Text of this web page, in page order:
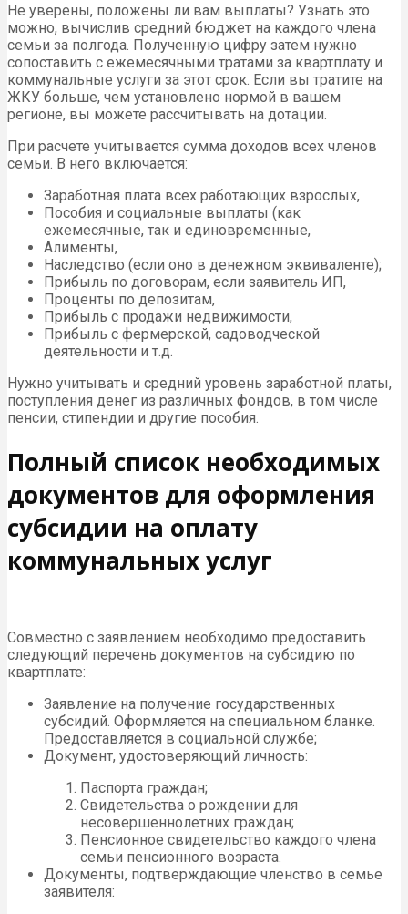
Не уверены, положены ли вам выплаты? Узнать это
можно, вычислив средний бюджет на каждого члена
семьи за полгода. Полученную цифру затем нужно
сопоставить с ежемесячными тратами за квартплату и
коммунальные услуги за этот срок. Если вы тратите на
ЖКУ больше, чем установлено нормой в вашем
регионе, вы можете рассчитывать на дотации.
При расчете учитывается сумма доходов всех членов
семьи. В него включается:
Заработная плата всех работающих взрослых,
Пособия и социальные выплаты (как
ежемесячные, так и единовременные,
Алименты,
Наследство (если оно в денежном эквиваленте);
Прибыль по договорам, если заявитель ИП,
Проценты по депозитам,
Прибыль с продажи недвижимости,
Прибыль с фермерской, садоводческой
деятельности и т.д.
Нужно учитывать и средний уровень заработной платы,
поступления денег из различных фондов, в том числе
пенсии, стипендии и другие пособия.
Полный список необходимых
документов для оформления
субсидии на оплату
коммунальных услуг
Совместно с заявлением необходимо предоставить
следующий перечень документов на субсидию по
квартплате:
Заявление на получение государственных
субсидий. Оформляется на специальном бланке.
Предоставляется в социальной службе;
Документ, удостоверяющий личность:
Паспорта граждан;
Свидетельства о рождении для
несовершеннолетних граждан;
Пенсионное свидетельство каждого члена
семьи пенсионного возраста.
Документы, подтверждающие членство в семье
заявителя: